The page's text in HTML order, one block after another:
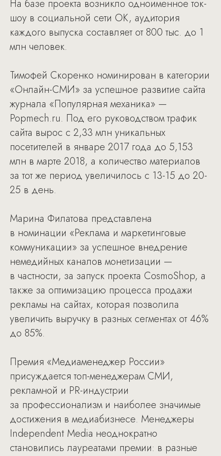
На базе проекта возникло одноименное ток-
шоу в социальной сети ОК, аудитория
каждого выпуска составляет от 800 тыс. до 1
млн человек.
Тимофей Скоренко номинирован в категории
«Онлайн-СМИ» за успешное развитие сайта
журнала «Популярная механика» —
Popmech.ru. Под его руководством трафик
сайта вырос с 2,33 млн уникальных
посетителей в январе 2017 года до 5,153
млн в марте 2018, а количество материалов
за тот же период увеличилось с 13-15 до 20-
25 в день.
Марина Филатова представлена
в номинации «Реклама и маркетинговые
коммуникации» за успешное внедрение
немедийных каналов монетизации —
в частности, за запуск проекта CosmoShop, а
также за оптимизацию процесса продажи
рекламы на сайтах, которая позволила
увеличить выручку в разных сегментах от 46%
до 85%.
Премия «Медиаменеджер России»
присуждается топ-менеджерам СМИ,
рекламной и PR-индустрии
за профессионализм и наиболее значимые
достижения в медиабизнесе. Менеджеры
Independent Media неоднократно
становились лауреатами премии: в разные